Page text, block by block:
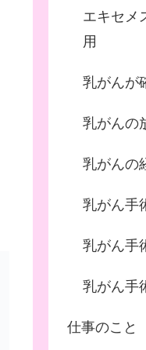
エキセメ
用
乳がんが
乳がんの
乳がんの
乳がん手
乳がん手
乳がん手
仕事のこと